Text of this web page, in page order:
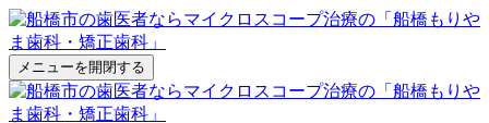
メニューを開閉する